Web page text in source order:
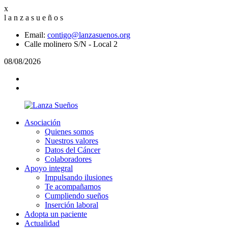
x
l a n z a s u e ñ o s
Email: contigo@lanzasuenos.org
Calle molinero S/N - Local 2
08/08/2026
Asociación
Quienes somos
Nuestros valores
Datos del Cáncer
Colaboradores
Apoyo integral
Impulsando ilusiones
Te acompañamos
Cumpliendo sueños
Inserción laboral
Adopta un paciente
Actualidad